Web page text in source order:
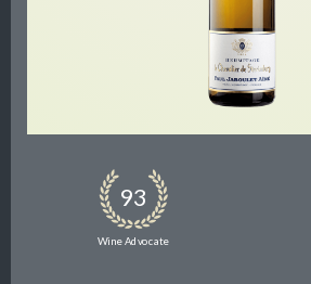
93
Wine Advocate